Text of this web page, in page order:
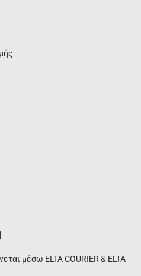
μέσω ELTA COURIER & ELTA